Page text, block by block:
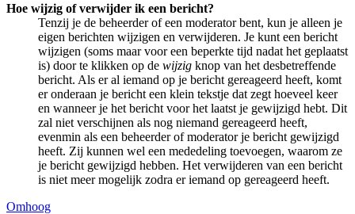
Hoe wijzig of verwijder ik een bericht?
Tenzij je de beheerder of een moderator bent, kun je alleen je
eigen berichten wijzigen en verwijderen. Je kunt een bericht
wijzigen (soms maar voor een beperkte tijd nadat het geplaatst
is) door te klikken op de wijzig knop van het desbetreffende
bericht. Als er al iemand op je bericht gereageerd heeft, komt
er onderaan je bericht een klein tekstje dat zegt hoeveel keer
en wanneer je het bericht voor het laatst je gewijzigd hebt. Dit
zal niet verschijnen als nog niemand gereageerd heeft,
evenmin als een beheerder of moderator je bericht gewijzigd
heeft. Zij kunnen wel een mededeling toevoegen, waarom ze
je bericht gewijzigd hebben. Het verwijderen van een bericht
is niet meer mogelijk zodra er iemand op gereageerd heeft.
Omhoog